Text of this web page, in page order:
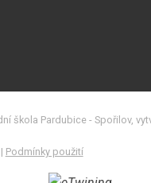
škola Pardubice - Spořilov,
Podmínky použití